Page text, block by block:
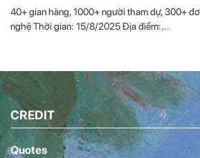
40+ gian hàng, 1000+ người tham dự, 300+
nghệ Thời gian: 15/8/2025 Địa điểm:...
CREDIT
Quotes